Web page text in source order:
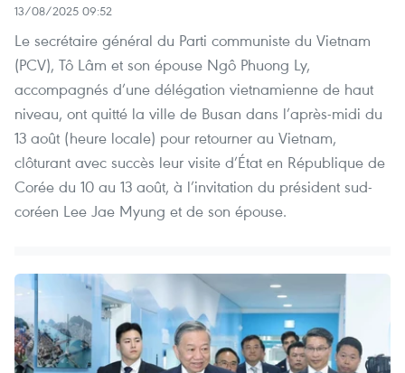
13/08/2025 09:52
Le secrétaire général du Parti communiste du Vietnam
(PCV), Tô Lâm et son épouse Ngô Phuong Ly,
accompagnés d’une délégation vietnamienne de haut
niveau, ont quitté la ville de Busan dans l’après-midi du
13 août (heure locale) pour retourner au Vietnam,
clôturant avec succès leur visite d’État en République de
Corée du 10 au 13 août, à l’invitation du président sud-
coréen Lee Jae Myung et de son épouse.